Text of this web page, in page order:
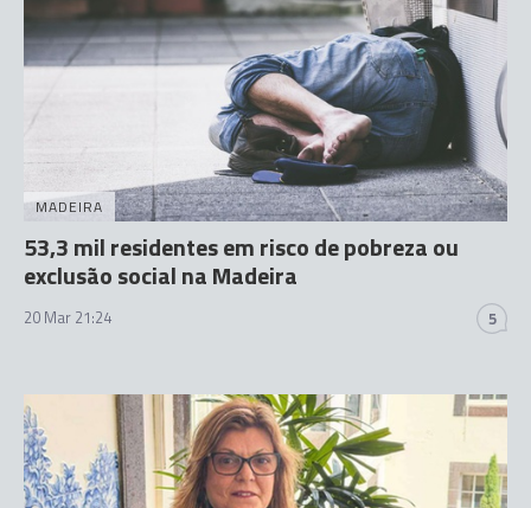
MADEIRA
53,3 mil residentes em risco de pobreza ou
exclusão social na Madeira
20 Mar 21:24 5